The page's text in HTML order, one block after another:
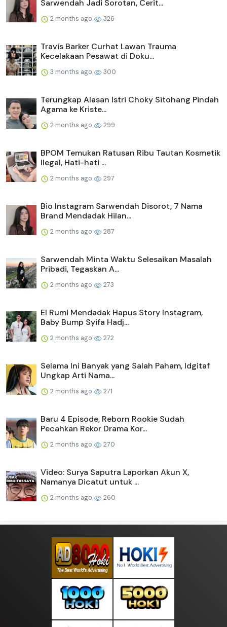
Sarwendah Jadi Sorotan, Cerit...
2 months ago 326
Travis Barker Curhat Lawan Trauma
Kecelakaan Pesawat di Doku...
3 months ago 300
Terungkap Alasan Istri Choky Sitohang Pindah
Agama ke Kriste...
2 months ago 299
BPOM Temukan Ratusan Ribu Tautan Kosmetik
Ilegal, Hati-hati ...
2 months ago 297
Bio Instagram Sarwendah Disorot, 7 Nama
Brand Mendadak Hilan...
2 months ago 287
Sarwendah Minta Waktu Selesaikan Masalah
Pribadi, Tegaskan A...
2 months ago 273
El Rumi Mendadak Hapus Story Instagram,
Baby Bump Syifa Hadj...
2 months ago 272
Selama Ini Banyak yang Salah Paham, Idgitaf
Ungkap Arti Nama...
2 months ago 271
Baru 4 Episode, Reborn Rookie Sudah
Pecahkan Rekor Drama Kor...
2 months ago 270
Video: Surya Saputra Laporkan Akun X,
Namanya Dicatut untuk ...
2 months ago 260